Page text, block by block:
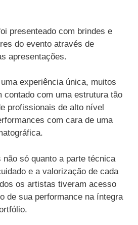
presenteado com brindes e
do evento através de
apresentações.
experiência única, muitos
contado com uma estrutura tão
profissionais de alto nível
com cara de uma
não só quanto a parte técnica
e a valorização de cada
os artistas tiveram acesso
de sua performance na íntegra